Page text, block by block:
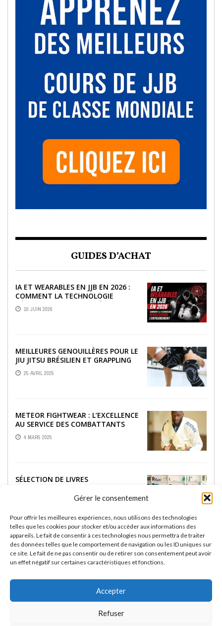
Gérer le consentement
Pour offrir les meilleures expériences, nous utilisons des technologies
telles que les cookies pour stocker et/ou accéder aux informations des
appareils. Le fait de consentir à ces technologies nous permettra de traiter
des données telles que le comportement de navigation ou les ID uniques sur
ce site. Le fait de ne pas consentir ou de retirer son consentement peut avoir
un effet négatif sur certaines caractéristiques et fonctions.
Accepter
Refuser
GUIDES D’ACHAT
IA ET WEARABLES EN JJB EN 2026 :
COMMENT LA TECHNOLOGIE
RÉVOLUTIONNE L’ENTRAÎNEMENT
10 JUIN 2026
MEILLEURES GENOUILLÈRES POUR LE
JIU JITSU BRÉSILIEN ET GRAPPLING
25 AVRIL 2025
METEOR FIGHTWEAR : L’EXCELLENCE
AU SERVICE DES COMBATTANTS
4 MARS 2025
SÉLECTION DE LIVRES
RASHGUARDS RASHU :
PERFORMANCE ET STYLE POUR LES
PASSIONNÉS DE JIU-JITSU BRÉSILIEN
13 FÉVRIER 2025